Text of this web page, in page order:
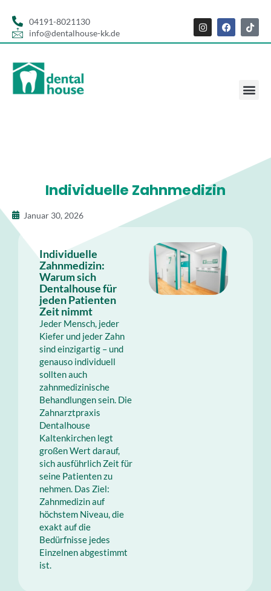
04191-8021130
info@dentalhouse-kk.de
Individuelle Zahnmedizin
Januar 30, 2026
Individuelle
Zahnmedizin:
Warum sich
Dentalhouse für
jeden Patienten
Zeit nimmt
Jeder Mensch, jeder
Kiefer und jeder Zahn
sind einzigartig – und
genauso individuell
sollten auch
zahnmedizinische
Behandlungen sein. Die
Zahnarztpraxis
Dentalhouse
Kaltenkirchen legt
großen Wert darauf,
sich ausführlich Zeit für
seine Patienten zu
nehmen. Das Ziel:
Zahnmedizin auf
höchstem Niveau, die
exakt auf die
Bedürfnisse jedes
Einzelnen abgestimmt
ist.